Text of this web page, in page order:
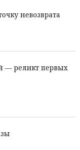
невозврата
— реликт первых